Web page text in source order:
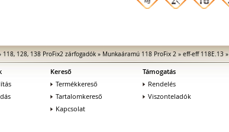
118, 128, 138 ProFix2 zárfogadók» Munkaáramú 118 ProFix 2» eff-eff 118E.13»
Kereső
Termékkereső
Tartalomkereső
Kapcsolat
Támogatás
Rendelés
Viszonteladók